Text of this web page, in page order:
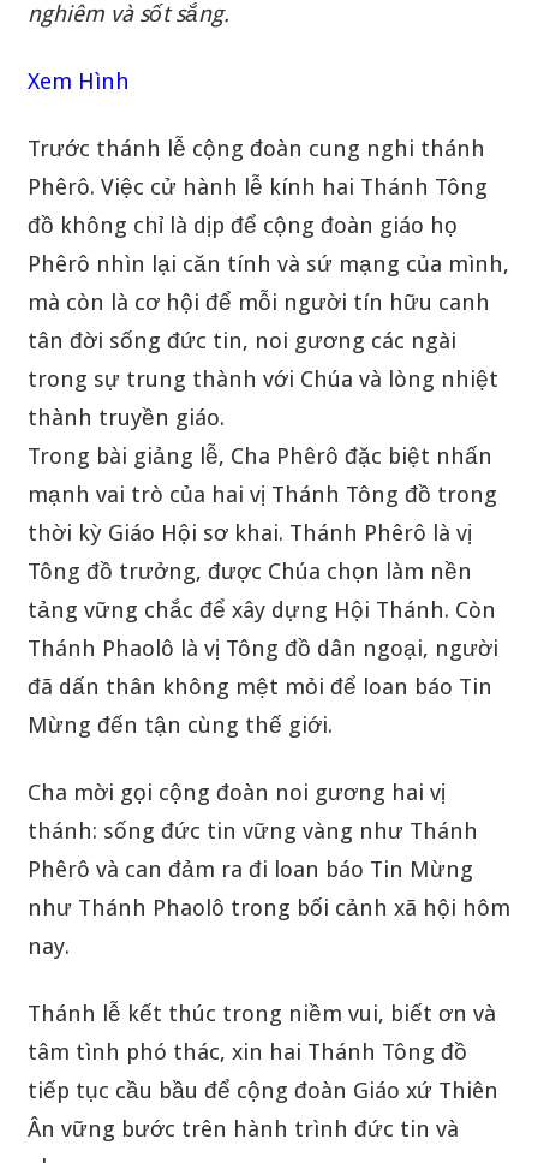
nghiêm và sốt sắng.
Xem Hình
Trước thánh lễ cộng đoàn cung nghi thánh
Phêrô. Việc cử hành lễ kính hai Thánh Tông
đồ không chỉ là dịp để cộng đoàn giáo họ
Phêrô nhìn lại căn tính và sứ mạng của mình,
mà còn là cơ hội để mỗi người tín hữu canh
tân đời sống đức tin, noi gương các ngài
trong sự trung thành với Chúa và lòng nhiệt
thành truyền giáo.
Trong bài giảng lễ, Cha Phêrô đặc biệt nhấn
mạnh vai trò của hai vị Thánh Tông đồ trong
thời kỳ Giáo Hội sơ khai. Thánh Phêrô là vị
Tông đồ trưởng, được Chúa chọn làm nền
tảng vững chắc để xây dựng Hội Thánh. Còn
Thánh Phaolô là vị Tông đồ dân ngoại, người
đã dấn thân không mệt mỏi để loan báo Tin
Mừng đến tận cùng thế giới.
Cha mời gọi cộng đoàn noi gương hai vị
thánh: sống đức tin vững vàng như Thánh
Phêrô và can đảm ra đi loan báo Tin Mừng
như Thánh Phaolô trong bối cảnh xã hội hôm
nay.
Thánh lễ kết thúc trong niềm vui, biết ơn và
tâm tình phó thác, xin hai Thánh Tông đồ
tiếp tục cầu bầu để cộng đoàn Giáo xứ Thiên
Ân vững bước trên hành trình đức tin và